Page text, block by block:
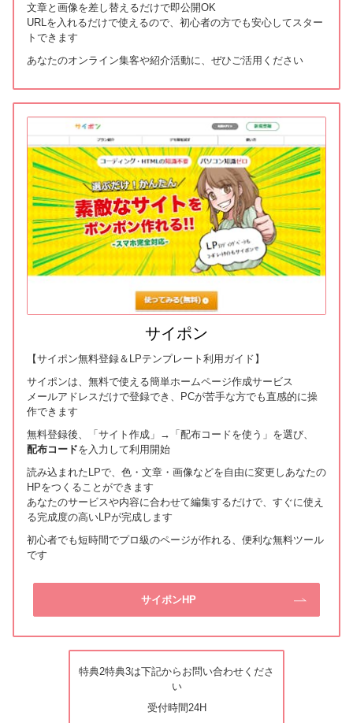
文章と画像を差し替えるだけで即公開OK
URLを入れるだけで使えるので、初心者の方でも安心してスター
トできます
あなたのオンライン集客や紹介活動に、ぜひご活用ください
サイポン
【サイポン無料登録＆LPテンプレート利用ガイド】
サイポンは、無料で使える簡単ホームページ作成サービス
メールアドレスだけで登録でき、PCが苦手な方でも直感的に操
作できます
無料登録後、「サイト作成」→「配布コードを使う」を選び、
配布コードを入力して利用開始
読み込まれたLPで、色・文章・画像などを自由に変更しあなたの
HPをつくることができます
あなたのサービスや内容に合わせて編集するだけで、すぐに使え
る完成度の高いLPが完成します
初心者でも短時間でプロ級のページが作れる、便利な無料ツール
です
サイポンHP
特典2特典3は下記からお問い合わせくださ
い
受付時間24H